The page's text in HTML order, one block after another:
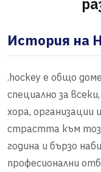
История на
.hockey е общо
специално за
хора, организации
страстта към
година и бързо
професионални